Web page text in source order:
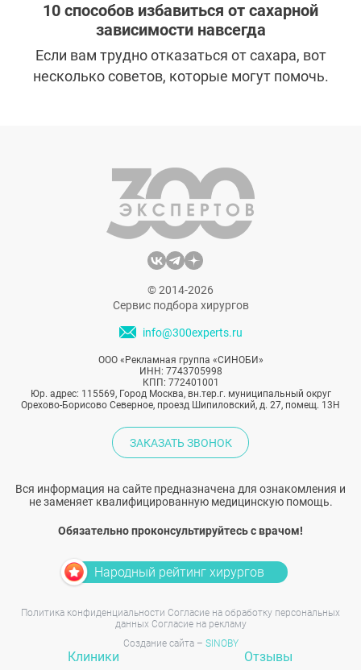
10 способов избавиться от сахарной
зависимости навсегда
Если вам трудно отказаться от сахара, вот
несколько советов, которые могут помочь.
© 2014-2026
Сервис подбора хирургов
info@300experts.ru
ООО «Рекламная группа «СИНОБИ»
ИНН: 7743705998
КПП: 772401001
Юр. адрес: 115569, Город Москва, вн.тер.г. муниципальный округ
Орехово-Борисово Северное, проезд Шипиловский, д. 27, помещ. 13Н
ЗАКАЗАТЬ ЗВОНОК
Вся информация на сайте предназначена для ознакомления и
не заменяет квалифицированную медицинскую помощь.
Обязательно проконсультируйтесь с врачом!
Народный рейтинг хирургов
Политика конфиденциальности Согласие на обработку персональных
данных Согласие на рекламу
Создание сайта – SINOBY
Клиники Отзывы